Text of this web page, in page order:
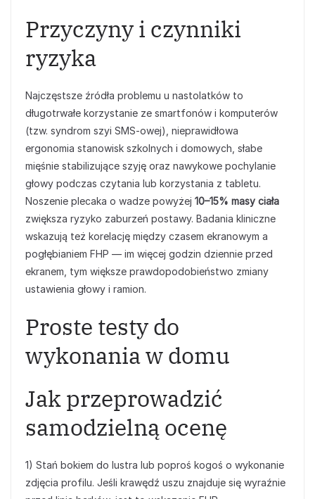
Przyczyny i czynniki
ryzyka
Najczęstsze źródła problemu u nastolatków to
długotrwałe korzystanie ze smartfonów i komputerów
(tzw. syndrom szyi SMS-owej), nieprawidłowa
ergonomia stanowisk szkolnych i domowych, słabe
mięśnie stabilizujące szyję oraz nawykowe pochylanie
głowy podczas czytania lub korzystania z tabletu.
Noszenie plecaka o wadze powyżej 10–15% masy ciała
zwiększa ryzyko zaburzeń postawy. Badania kliniczne
wskazują też korelację między czasem ekranowym a
pogłębianiem FHP — im więcej godzin dziennie przed
ekranem, tym większe prawdopodobieństwo zmiany
ustawienia głowy i ramion.
Proste testy do
wykonania w domu
Jak przeprowadzić
samodzielną ocenę
1) Stań bokiem do lustra lub poproś kogoś o wykonanie
zdjęcia profilu. Jeśli krawędź uszu znajduje się wyraźnie